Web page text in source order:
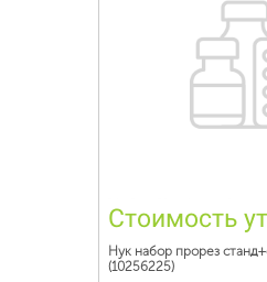
Стоимость
Нук набор прорез
(10256225)